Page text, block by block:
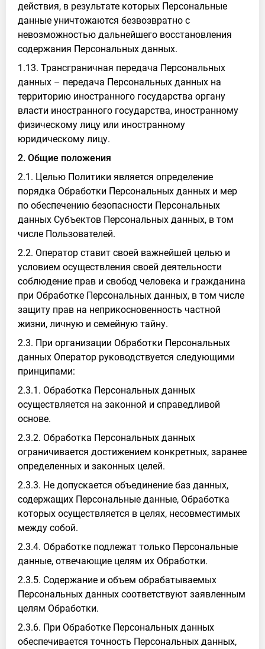
действия, в результате которых Персональные
данные уничтожаются безвозвратно с
невозможностью дальнейшего восстановления
содержания Персональных данных.
1.13. Трансграничная передача Персональных
данных – передача Персональных данных на
территорию иностранного государства органу
власти иностранного государства, иностранному
физическому лицу или иностранному
юридическому лицу.
2. Общие положения
2.1. Целью Политики является определение
порядка Обработки Персональных данных и мер
по обеспечению безопасности Персональных
данных Субъектов Персональных данных, в том
числе Пользователей.
2.2. Оператор ставит своей важнейшей целью и
условием осуществления своей деятельности
соблюдение прав и свобод человека и гражданина
при Обработке Персональных данных, в том числе
защиту прав на неприкосновенность частной
жизни, личную и семейную тайну.
2.3. При организации Обработки Персональных
данных Оператор руководствуется следующими
принципами:
2.3.1. Обработка Персональных данных
осуществляется на законной и справедливой
основе.
2.3.2. Обработка Персональных данных
ограничивается достижением конкретных, заранее
определенных и законных целей.
2.3.3. Не допускается объединение баз данных,
содержащих Персональные данные, Обработка
которых осуществляется в целях, несовместимых
между собой.
2.3.4. Обработке подлежат только Персональные
данные, отвечающие целям их Обработки.
2.3.5. Содержание и объем обрабатываемых
Персональных данных соответствуют заявленным
целям Обработки.
2.3.6. При Обработке Персональных данных
обеспечивается точность Персональных данных,